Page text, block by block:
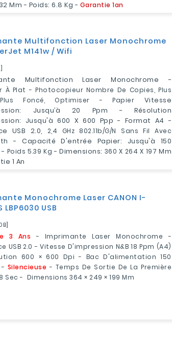
Mm - Poids: 6.8 Kg - Garantie 1an
Multifonction Laser Monochrome
M141w / Wifi
Multifonction Laser Monochrome -
À Plat -Photocopieur Nombre De Copies, Plus
Foncé, Optimiser - Papier
Vitesse
Jusqu’à 20 Ppm - Résolution
Jusqu'à 600 X 600 Ppp - Format A4 -
USB 2.0, 2,4 GHz 802.11b/g/n Sans Fil Avec
- Capacité D'entrée Papier: Jusqu'à 150
- Poids 5.39 Kg - Dimensions: 360 X 264 X 197 Mm
1 An
Monochrome Laser CANON I-
LBP6030 USB
3 Ans - Imprimante Laser Monochrome -
USB 2.0 - Vitesse D'impression N&B 18 Ppm (A4)
600 × 600 Dpi - Bac D'alimentation 150
- Silencieuse - Temps De Sortie De La Première
Sec - Dimensions 364 × 249 × 199 Mm